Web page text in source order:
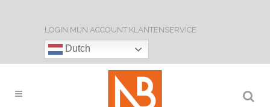
LOGIN MIJN ACCOUNT KLANTENSERVICE
Dutch